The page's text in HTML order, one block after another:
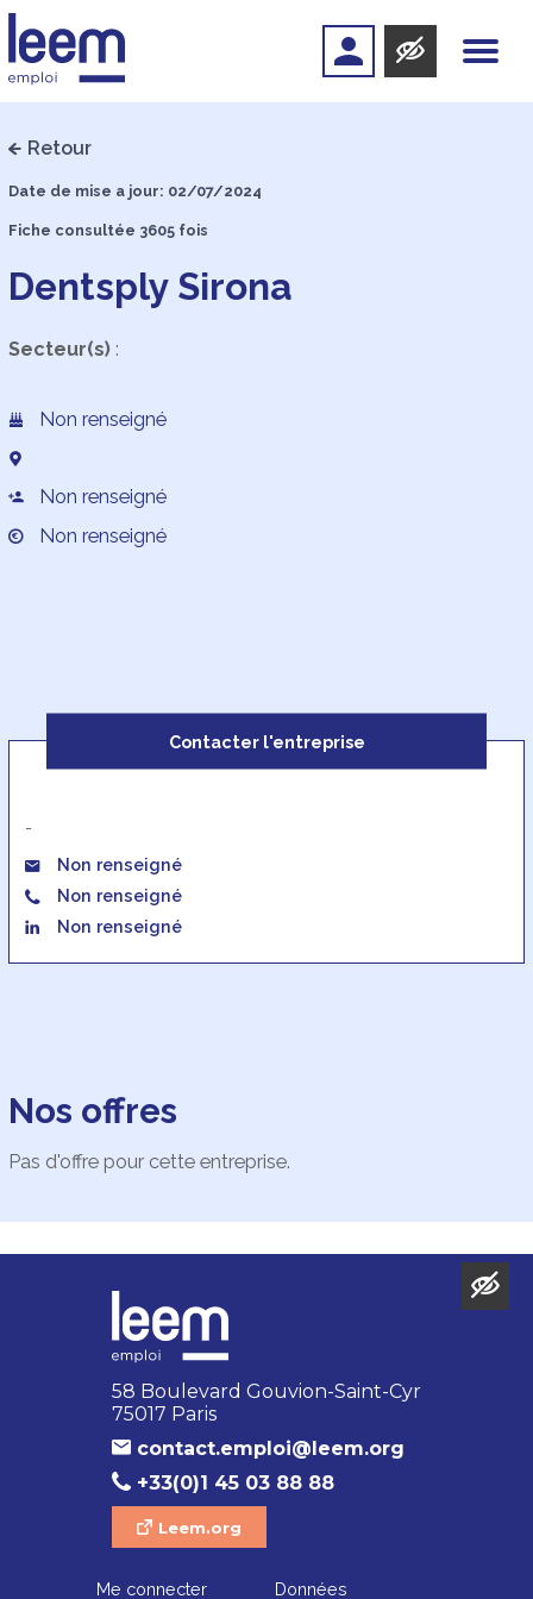
Retour
Date de mise a jour: 02/07/2024
Fiche consultée 3605 fois
Dentsply Sirona
Secteur(s):
Non renseigné
Non renseigné
Non renseigné
Contacter l'entreprise
-
Non renseigné
Non renseigné
Non renseigné
Nos offres
Pas d'offre pour cette entreprise.
58 Boulevard Gouvion-Saint-Cyr
75017 Paris
contact.emploi@leem.org
+33(0)1 45 03 88 88
Leem.org
Me connecter Données